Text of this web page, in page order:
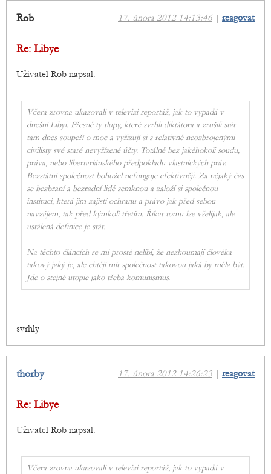
17. února 2012 14:13:46 | reagovat
Rob
Re: Libye
Uživatel Rob napsal:
Včera zrovna ukazovali v televizi reportáž, jak to vypadá v
dnešní Libyi. Přesně ty tlupy, které svrhli diktátora a zrušili stát
tam dnes soupeří o moc a vyřizují si s relativně neozbrojenými
civilisty své staré nevyřízené účty. Totálně bez jakéhokoli soudu,
práva, nebo libertariánského předpokladu vlastnických práv.
Bezstátní společnost bohužel nefunguje efektivněji. Za nějaký čas
se bezbraní a bezradní lidé semknou a založí si společnou
instituci, která jim zajistí ochranu a právo jak před sebou
navzájem, tak před kýmkoli třetím. Říkat tomu lze všelijak, ale
ustálená definice je stát.
Na těchto článcích se mi prostě nelíbí, že nezkoumají člověka
takový jaký je, ale chtějí mít společnost takovou jaká by měla být.
Jde o stejné utopie jako třeba komunismus.
svrhly
17. února 2012 14:26:23 | reagovat
thorby
Re: Libye
Uživatel Rob napsal:
Včera zrovna ukazovali v televizi reportáž, jak to vypadá v